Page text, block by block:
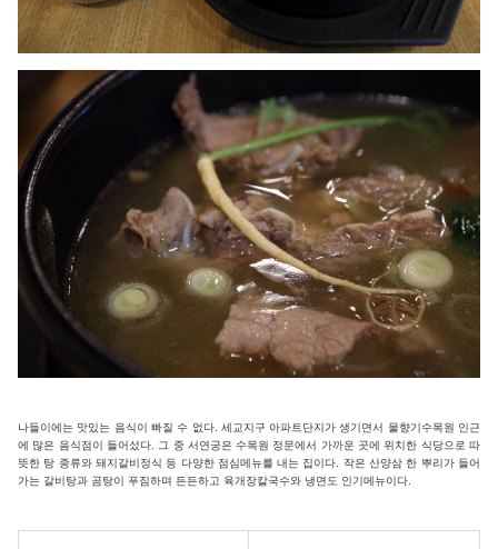
나들이에는 맛있는 음식이 빠질 수 없다. 세교지구 아파트단지가 생기면서 물향기수목원 인근
에 많은 음식점이 들어섰다. 그 중 서연궁은 수목원 정문에서 가까운 곳에 위치한 식당으로 따
뜻한 탕 종류와 돼지갈비정식 등 다양한 점심메뉴를 내는 집이다. 작은 산양삼 한 뿌리가 들어
가는 갈비탕과 곰탕이 푸짐하며 든든하고 육개장칼국수와 냉면도 인기메뉴이다.